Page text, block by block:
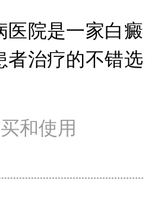
院是一家白癜
者治疗的不错选
和使用